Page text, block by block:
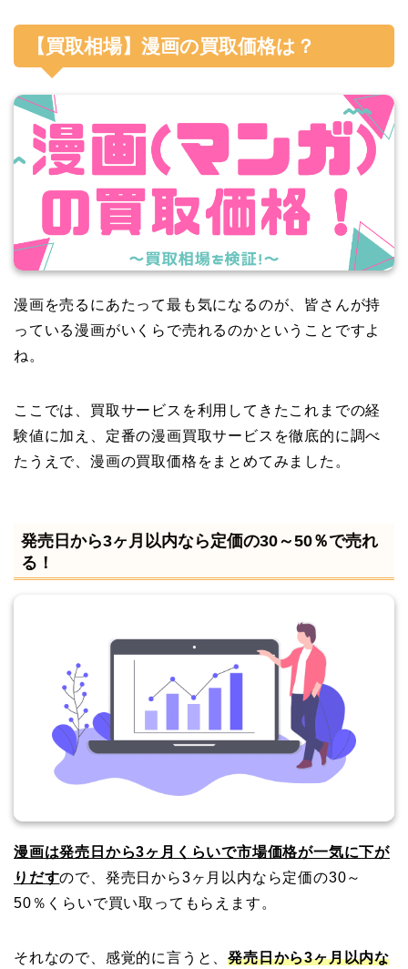
【買取相場】漫画の買取価格は？
漫画を売るにあたって最も気になるのが、皆さんが持
っている漫画がいくらで売れるのかということですよ
ね。
ここでは、買取サービスを利用してきたこれまでの経
験値に加え、定番の漫画買取サービスを徹底的に調べ
たうえで、漫画の買取価格をまとめてみました。
発売日から3ヶ月以内なら定価の30～50％で売れ
る！
漫画は発売日から3ヶ月くらいで市場価格が一気に下が
りだすので、発売日から3ヶ月以内なら定価の30～
50％くらいで買い取ってもらえます。
それなので、感覚的に言うと、発売日から3ヶ月以内な